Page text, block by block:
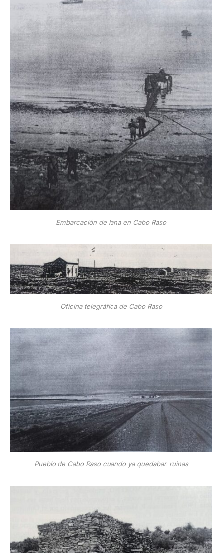
Embarcación de lana en Cabo Raso
Oficina telegráfica de Cabo Raso
Pueblo de Cabo Raso cuando ya quedaban ruinas